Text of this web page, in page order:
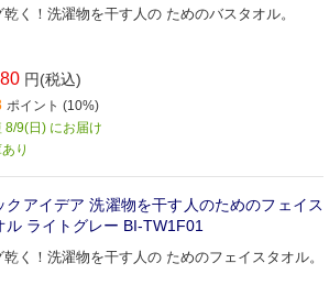
乾く！洗濯物を干す人の ためのバスタオル。
円(税込)
ポイント (10%)
8/9(日) にお届け
り
クアイデア 洗濯物を干す人のためのフェイス
ル ライトグレー BI-TW1F01
乾く！洗濯物を干す人の ためのフェイスタオル。